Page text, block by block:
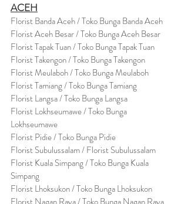
ACEH
Florist Banda Aceh / Toko Bunga Banda Aceh
Florist Aceh Besar / Toko Bunga Aceh Besar
Florist Tapak Tuan / Toko Bunga Tapak Tuan
Florist Takengon / Toko Bunga Takengon
Florist Meulaboh / Toko Bunga Meulaboh
Florist Tamiang / Toko Bunga Tamiang
Florist Langsa / Toko Bunga Langsa
Florist Lokhseumawe / Toko Bunga
Lokhseumawe
Florist Pidie / Toko Bunga Pidie
Florist Subulussalam / Florist Subulussalam
Florist Kuala Simpang / Toko Bunga Kuala
Simpang
Florist Lhoksukon / Toko Bunga Lhoksukon